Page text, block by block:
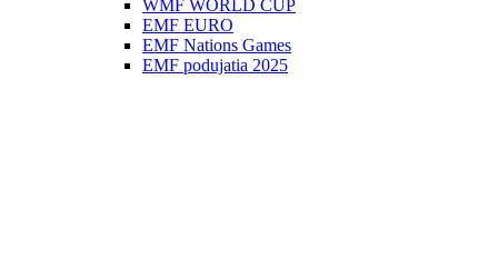
WMF WORLD CUP
EMF EURO
EMF Nations Games
EMF podujatia 2025